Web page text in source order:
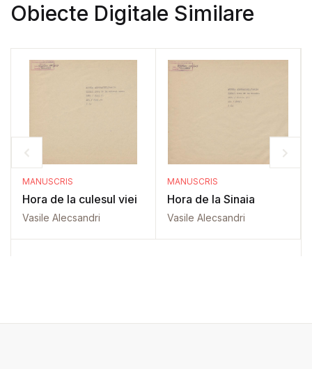
Obiecte Digitale Similare
MANUSCRIS
Hora de la culesul viei
Vasile Alecsandri
MANUSCRIS
Hora de la Sinaia
Vasile Alecsandri